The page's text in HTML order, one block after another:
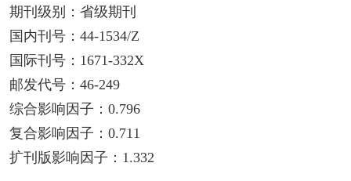
期刊级别：省级期刊
国内刊号：44-1534/Z
国际刊号：1671-332X
邮发代号：46-249
综合影响因子：0.796
复合影响因子：0.711
扩刊版影响因子：1.332